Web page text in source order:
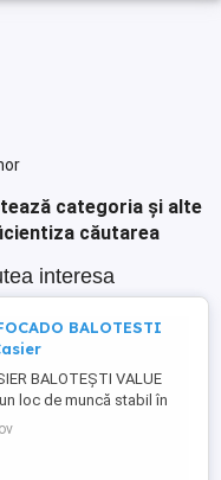
categoria și alte
căutarea
interesa
BALOTESTI
BALOTEȘTI VALUE
loc de muncă stabil în
unul dintre cele mai noi
de restaurante fast-
își mărește echipa!